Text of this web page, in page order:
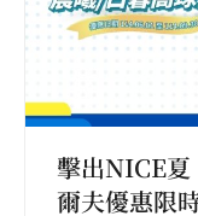
擊出NICE夏
爾夫優惠限